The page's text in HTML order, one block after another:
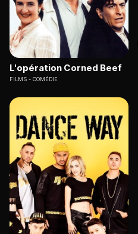
L'opération Corned Beef
FILMS COMÉDIE